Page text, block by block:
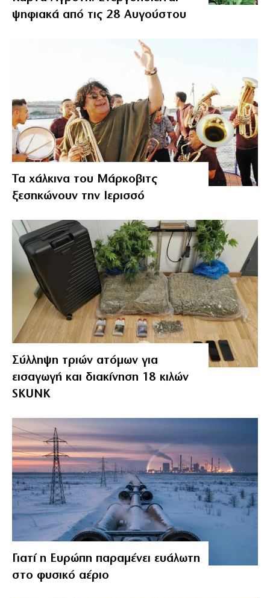
ψηφιακά από τις 28 Αυγούστου
Τα χάλκινα του Μάρκοβιτς
ξεσηκώνουν την Ιερισσό
Σύλληψη τριών ατόμων για
εισαγωγή και διακίνηση 18 κιλών
SKUNK
Γιατί η Ευρώπη παραμένει ευάλωτη
στο φυσικό αέριο